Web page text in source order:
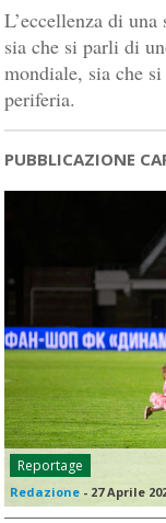
L’eccellenza di
sia che si parli di
mondiale, sia che
periferia.
PUBBLICAZIONE
Reportage
Redazione - 27 Aprile